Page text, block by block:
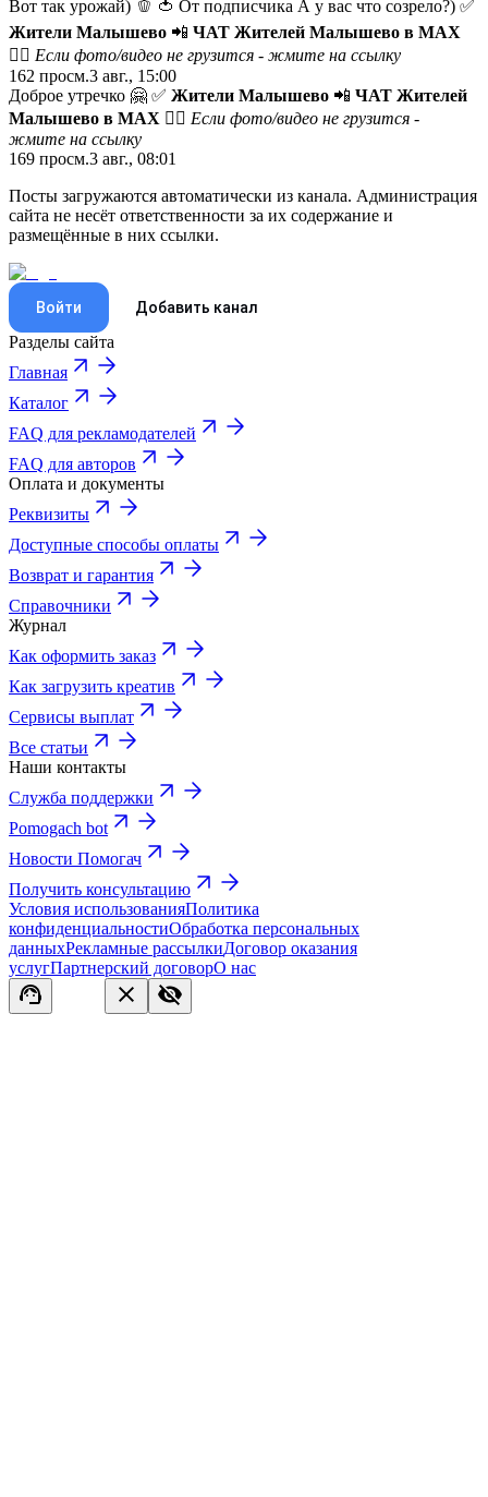
Вот так урожай) 🫑 🍅 От подписчика А у вас что созрело?) ✅
Жители Малышево 📲 ЧАТ Жителей Малышево в МАХ
😵‍💫 Если фото/видео не грузится - жмите на ссылку
162 просм.3 авг., 15:00
Доброе утречко 🤗 ✅ Жители Малышево 📲 ЧАТ Жителей
Малышево в МАХ 😵‍💫 Если фото/видео не грузится -
жмите на ссылку
169 просм.3 авг., 08:01
Посты загружаются автоматически из канала. Администрация
сайта не несёт ответственности за их содержание и
размещённые в них ссылки.
Войти Добавить канал
Разделы сайта
Главная
Каталог
FAQ для рекламодателей
FAQ для авторов
Оплата и документы
Реквизиты
Доступные способы оплаты
Возврат и гарантия
Справочники
Журнал
Как оформить заказ
Как загрузить креатив
Сервисы выплат
Все статьи
Наши контакты
Служба поддержки
Pomogach bot
Новости Помогач
Получить консультацию
Условия использованияПолитика
конфиденциальностиОбработка персональных
данныхРекламные рассылкиДоговор оказания
услугПартнерский договорО нас